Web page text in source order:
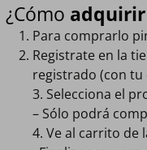
¿Cómo adquirir
Para comprarlo
Registrate en la
registrado (con
3. Selecciona el
– Sólo podrá
4. Ve al carrito de